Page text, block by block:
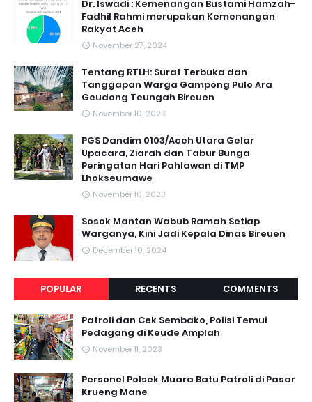
Dr. Iswadi : Kemenangan Bustami Hamzah-
Fadhil Rahmi merupakan Kemenangan
Rakyat Aceh
November 27, 2024
Tentang RTLH: Surat Terbuka dan
Tanggapan Warga Gampong Pulo Ara
Geudong Teungah Bireuen
November 10, 2023
PGS Dandim 0103/Aceh Utara Gelar
Upacara, Ziarah dan Tabur Bunga
Peringatan Hari Pahlawan di TMP
Lhokseumawe
November 10, 2023
Sosok Mantan Wabub Ramah Setiap
Warganya, Kini Jadi Kepala Dinas Bireuen
December 10, 2024
POPULAR RECENTS COMMENTS
Patroli dan Cek Sembako, Polisi Temui
Pedagang di Keude Amplah
November 11, 2023
Personel Polsek Muara Batu Patroli di Pasar
Krueng Mane